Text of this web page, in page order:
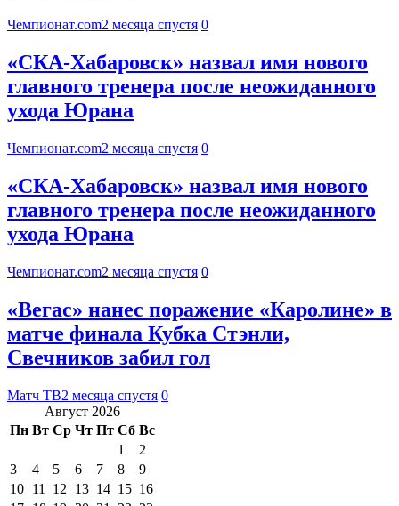
Чемпионат.com2 месяца спустя 0
«СКА-Хабаровск» назвал имя нового
главного тренера после неожиданного
ухода Юрана
Чемпионат.com2 месяца спустя 0
«СКА-Хабаровск» назвал имя нового
главного тренера после неожиданного
ухода Юрана
Чемпионат.com2 месяца спустя 0
«Вегас» нанес поражение «Каролине» в
матче финала Кубка Стэнли,
Свечников забил гол
Матч ТВ2 месяца спустя 0
Август 2026
Пн Вт Ср Чт Пт Сб Вс
1
2
3
4 5 6 7 8
9
10 11 12 13 14 15 16